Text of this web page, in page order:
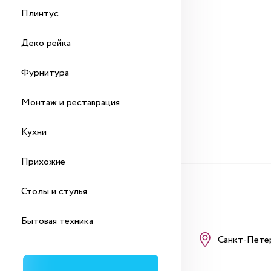
Плинтус
Деко рейка
Фурнитура
Монтаж и реставрация
Кухни
Прихожие
Столы и стулья
Бытовая техника
Санкт-